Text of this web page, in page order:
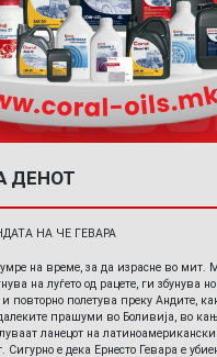
ДЕНОТ
НА ЧЕ ГЕВАРА
умре на време, за да израсне во мит.
на луѓето од рацете, ги збунува
повторно полетува преку Андите,
прашуми во Боливија, во
ланецот на
е дека Ернесто Гевара е